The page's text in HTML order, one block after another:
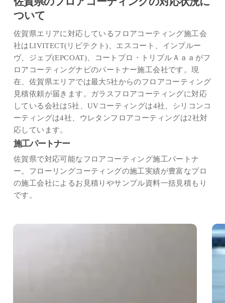
ついて
佐賀県エリアに対応しているフロアコーティング施工会
社はLIVITECT(リビテクト)、エスコート、インプルー
ヴ、ジェブ(EPCOAT)、コートプロ・トリプルＡａａがフ
ロアコーティングナビのパートナー施工会社です。現
在、佐賀県エリアでは最大5社からのフロアコーティング
見積依頼が届きます。ガラスフロアコーティングに対応
している会社は5社、UVコーティングは4社、シリコンコ
ーティングは4社、ウレタンフロアコーティングは2社対
応しています。
施工パートナー
佐賀県で対応可能なフロアコーティング施工パートナ
ー。フローリングコーティングの施工実績が豊富なプロ
の施工会社によるお見積りやサンプル資料一括見積もり
です。
イ
ビ
テ